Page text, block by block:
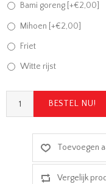
Bami goreng [+€2,00]
Mihoen [+€2,00]
Friet
Witte rijst